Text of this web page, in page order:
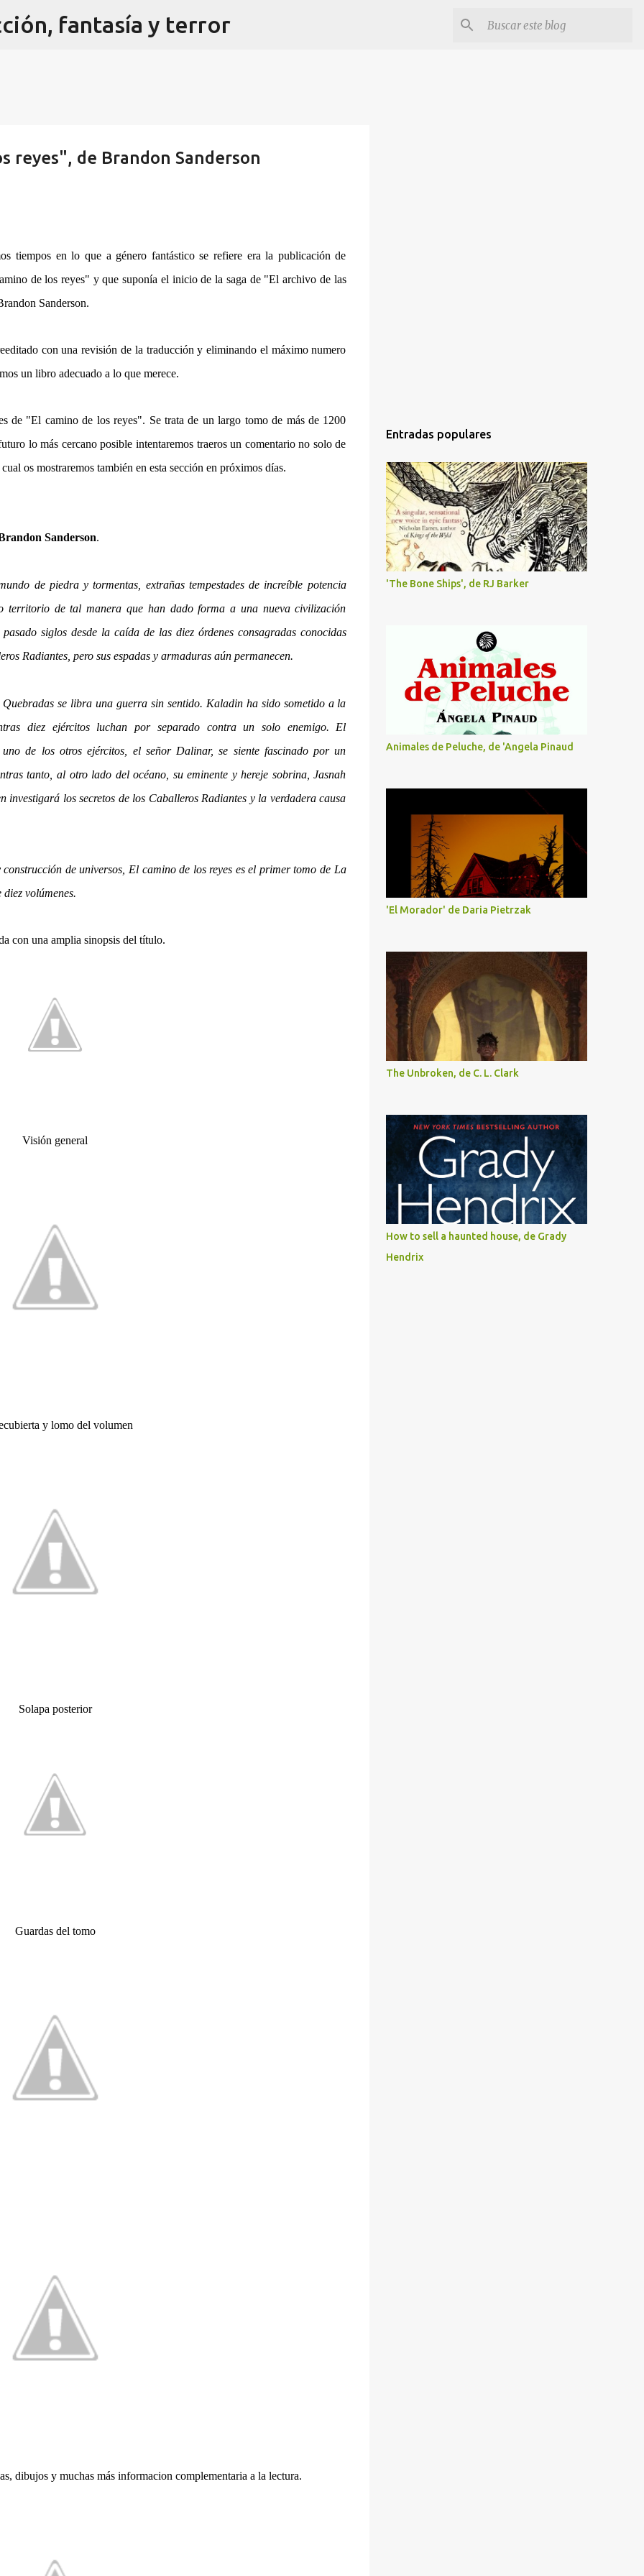
Ir al contenido principal
fantasía y terror
reyes", de Brandon Sanderson
tiempos en lo que a género fantástico se refiere era la publicación de
de los reyes" y que suponía el inicio de la saga de "El archivo de las
Sanderson.
con una revisión de la traducción y eliminando el máximo numero
un libro adecuado a lo que merece.
de "El camino de los reyes". Se trata de un largo tomo de más de 1200
lo más cercano posible intentaremos traeros un comentario no solo de
os mostraremos también en esta sección en próximos días.
Sanderson.
de piedra y tormentas, extrañas tempestades de increíble potencia
territorio de tal manera que han dado forma a una nueva civilización
siglos desde la caída de las diez órdenes consagradas conocidas
Radiantes, pero sus espadas y armaduras aún permanecen.
se libra una guerra sin sentido. Kaladin ha sido sometido a la
diez ejércitos luchan por separado contra un solo enemigo. El
uno de los otros ejércitos, el señor Dalinar, se siente fascinado por un
tanto, al otro lado del océano, su eminente y hereje sobrina, Jasnah
los secretos de los Caballeros Radiantes y la verdadera causa
de universos, El camino de los reyes es el primer tomo de La
volúmenes.
con una amplia sinopsis del título.
Visión general
y lomo del volumen
Solapa posterior
Guardas del tomo
dibujos y muchas más informacion complementaria a la lectura.
Entradas populares
'The Bone Ships', de RJ Barker
Animales de Peluche, de 'Angela Pinaud
'El Morador' de Daria Pietrzak
The Unbroken, de C. L. Clark
How to sell a haunted house, de Grady
Hendrix